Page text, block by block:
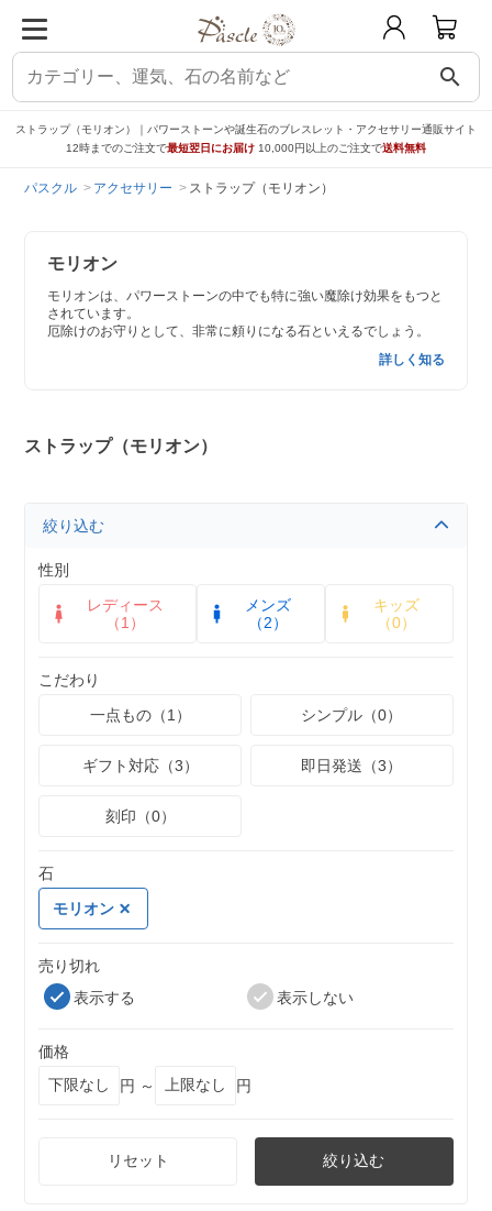
search
ストラップ（モリオン）｜パワーストーンや誕生石のブレスレット・アクセサリー通販サイト
12時までのご注文で最短翌日にお届け 10,000円以上のご注文で送料無料
パスクル アクセサリー ストラップ（モリオン）
モリオン
モリオンは、パワーストーンの中でも特に強い魔除け効果をもつと
されています。
厄除けのお守りとして、非常に頼りになる石といえるでしょう。
詳しく知る
ストラップ（モリオン）
絞り込む
性別
レディース
（1）
メンズ
（2）
キッズ
（0）
こだわり
一点もの（1）
シンプル（0）
ギフト対応（3） 即日発送（3）
刻印（0）
石
モリオン
売り切れ
表示する
表示しない
価格
円 ～
円
リセット 絞り込む